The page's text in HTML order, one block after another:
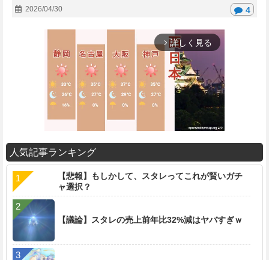
2026/04/30 4
arrow_forward_ios 詳しく見る
M
u
人気記事ランキング
【悲報】もしかして、スタレってこれが賢いガチ
ャ選択？
【議論】スタレの売上前年比32%減はヤバすぎｗ